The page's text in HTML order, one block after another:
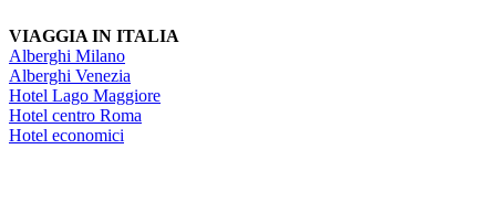
VIAGGIA IN ITALIA
Alberghi Milano
Alberghi Venezia
Hotel Lago Maggiore
Hotel centro Roma
Hotel economici